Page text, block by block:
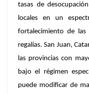
tasas de
locales en un
fortalecimiento de
regalías.San Juan,
las provincias con
bajo el régimen
puede modificar de